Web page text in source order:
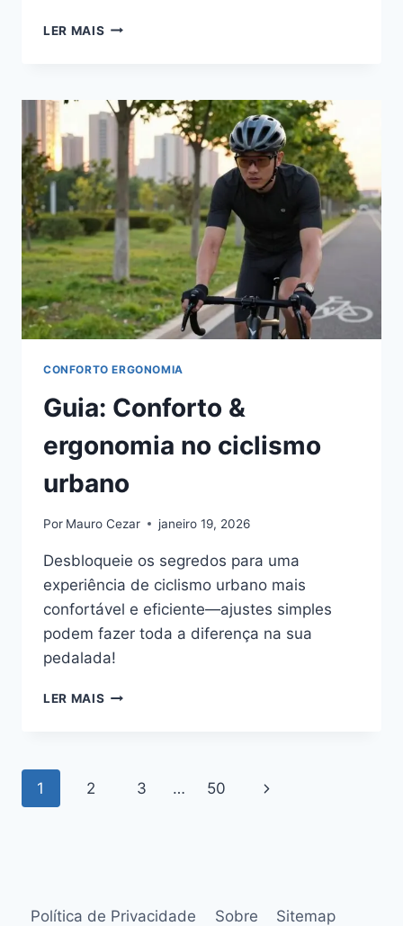
LER MAIS GUIA:
NO
CICLISMO
URBANO
CONFORTO ERGONOMIA
Guia: Conforto &
ergonomia no ciclismo
urbano
Por Mauro Cezar janeiro 19, 2026
Desbloqueie os segredos para uma
experiência de ciclismo urbano mais
confortável e eficiente—ajustes simples
podem fazer toda a diferença na sua
pedalada!
LER MAIS GUIA:
CICLISMO
Navegação
1 2 3 … 50
Página
Política de Privacidade Sobre Sitemap